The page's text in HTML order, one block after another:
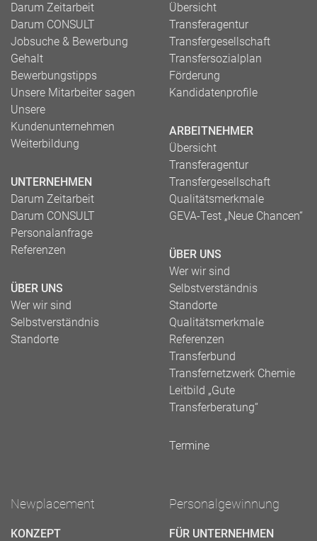
Darum Zeitarbeit
Darum CONSULT
Jobsuche & Bewerbung
Gehalt
Bewerbungstipps
Unsere Mitarbeiter sagen
Unsere
Kundenunternehmen
Weiterbildung
UNTERNEHMEN
Darum Zeitarbeit
Darum CONSULT
Personalanfrage
Referenzen
ÜBER UNS
Wer wir sind
Selbstverständnis
Standorte
Übersicht
Transferagentur
Transfergesellschaft
Transfersozialplan
Förderung
Kandidatenprofile
ARBEITNEHMER
Übersicht
Transferagentur
Transfergesellschaft
Qualitätsmerkmale
GEVA-Test „Neue Chancen“
ÜBER UNS
Wer wir sind
Selbstverständnis
Standorte
Qualitätsmerkmale
Referenzen
Transferbund
Transfernetzwerk Chemie
Leitbild „Gute
Transferberatung“
Termine
Newplacement
KONZEPT
Personalgewinnung
FÜR UNTERNEHMEN